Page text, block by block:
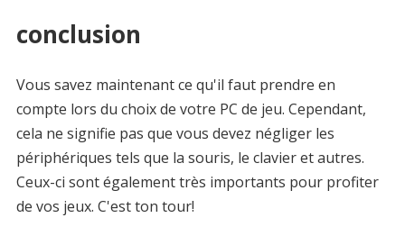
conclusion
Vous savez maintenant ce qu'il faut prendre en
compte lors du choix de votre PC de jeu. Cependant,
cela ne signifie pas que vous devez négliger les
périphériques tels que la souris, le clavier et autres.
Ceux-ci sont également très importants pour profiter
de vos jeux. C'est ton tour!